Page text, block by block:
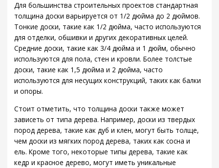
Для большинства строительных проектов стандартная
толщина доски варьируется от 1/2 дюйма до 2 дюймов.
Тонкие доски, такие как 1/2 дюйма, часто используются
для отделки, обшивки и других декоративных целей.
Средние доски, такие как 3/4 дюйма и 1 дюйм, обычно
используются для пола, стен и кровли. Более толстые
доски, такие как 1,5 дюйма и 2 дюйма, часто
используются для несущих конструкций, таких как балки
и опоры.
Стоит отметить, что толщина доски также может
зависеть от типа дерева. Например, доски из твердых
пород дерева, такие как дуб и клен, могут быть толще,
чем доски из мягких пород дерева, таких как сосна и
ель. Кроме того, некоторые типы дерева, такие как
кедр и красное дерево, могут иметь уникальные